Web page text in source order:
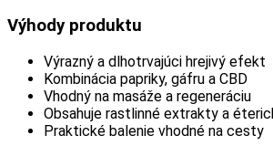
Výhody produktu
Výrazný a dlhotrvajúci hrejivý efekt
Kombinácia papriky, gáfru a CBD
Vhodný na masáže a regeneráciu
Obsahuje rastlinné extrakty a
Praktické balenie vhodné na cesty